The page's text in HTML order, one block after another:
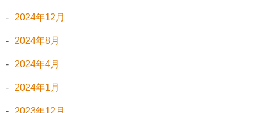
2024年12月
2024年8月
2024年4月
2024年1月